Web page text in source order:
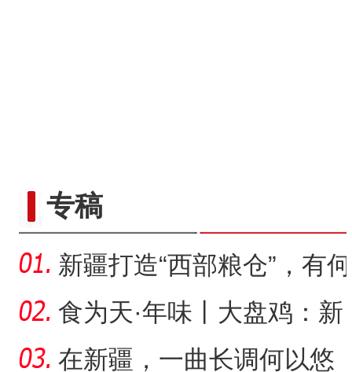
专稿
新疆打造“西部粮仓”，有何
支撑？
食为天·年味丨大盘鸡：新
疆春节餐桌上的年味担当
在新疆，一曲长调何以悠